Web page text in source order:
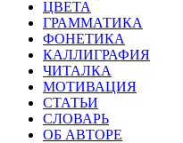
ЦВЕТА
ГРАММАТИКА
ФОНЕТИКА
КАЛЛИГРАФИЯ
ЧИТАЛКА
МОТИВАЦИЯ
СТАТЬИ
СЛОВАРЬ
ОБ АВТОРЕ